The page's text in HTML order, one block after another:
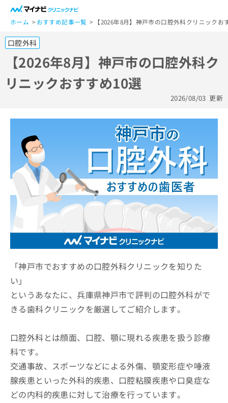
ホーム おすすめ記事一覧 【2026年8月】神戸市の口腔外科クリニックお
口腔外科
【2026年8月】神戸市の口腔外科ク
リニックおすすめ10選
2026/08/03 更新
「神戸市でおすすめの口腔外科クリニックを知りた
い」
というあなたに、兵庫県神戸市で評判の口腔外科がで
きる歯科クリニックを厳選してご紹介します。
口腔外科とは顔面、口腔、顎に現れる疾患を扱う診療
科です。
交通事故、スポーツなどによる外傷、顎変形症や唾液
腺疾患といった外科的疾患、口腔粘膜疾患や口臭症な
どの内科的疾患に対して治療を行っています。
一
般
ー
ザ
ー
の
方
イ
ビ
ク
リ
ニ
ッ
ビ
関
す
る
お
い
わ
せ
は
こ
ち
関
の
方
は
ら
広
告
出
の
お
問
い
合
わ
せ
広
告
代
店
の
方
は
こ
ち